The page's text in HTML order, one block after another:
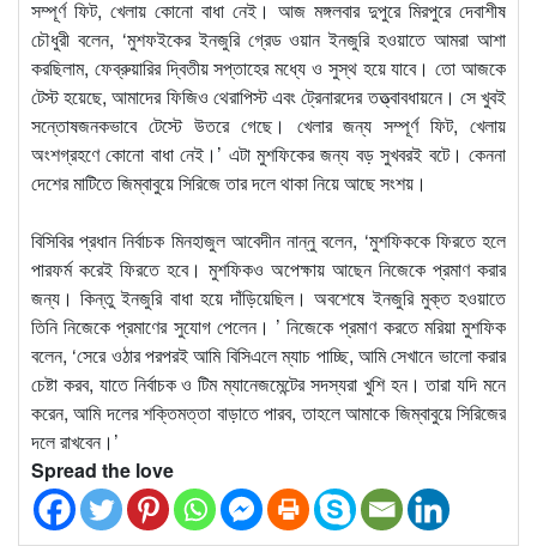
সম্পূর্ণ ফিট, খেলায় কোনো বাধা নেই। আজ মঙ্গলবার দুপুরে মিরপুরে দেবাশীষ
চৌধুরী বলেন, ‘মুশফইকের ইনজুরি গ্রেড ওয়ান ইনজুরি হওয়াতে আমরা আশা
করছিলাম, ফেব্রুয়ারির দ্বিতীয় সপ্তাহের মধ্যে ও সুস্থ হয়ে যাবে। তো আজকে
টেস্ট হয়েছে, আমাদের ফিজিও থেরাপিস্ট এবং ট্রেনারদের তত্ত্বাবধায়নে। সে খুবই
সন্তোষজনকভাবে টেস্টে উতরে গেছে। খেলার জন্য সম্পূর্ণ ফিট, খেলায়
অংশগ্রহণে কোনো বাধা নেই।’ এটা মুশফিকের জন্য বড় সুখবরই বটে। কেননা
দেশের মাটিতে জিম্বাবুয়ে সিরিজে তার দলে থাকা নিয়ে আছে সংশয়।
বিসিবির প্রধান নির্বাচক মিনহাজুল আবেদীন নান্নু বলেন, ‘মুশফিককে ফিরতে হলে
পারফর্ম করেই ফিরতে হবে। মুশফিকও অপেক্ষায় আছেন নিজেকে প্রমাণ করার
জন্য। কিন্তু ইনজুরি বাধা হয়ে দাঁড়িয়েছিল। অবশেষে ইনজুরি মুক্ত হওয়াতে
তিনি নিজেকে প্রমাণের সুযোগ পেলেন। ’ নিজেকে প্রমাণ করতে মরিয়া মুশফিক
বলেন, ‘সেরে ওঠার পরপরই আমি বিসিএলে ম্যাচ পাচ্ছি, আমি সেখানে ভালো করার
চেষ্টা করব, যাতে নির্বাচক ও টিম ম্যানেজমেন্টের সদস্যরা খুশি হন। তারা যদি মনে
করেন, আমি দলের শক্তিমত্তা বাড়াতে পারব, তাহলে আমাকে জিম্বাবুয়ে সিরিজের
দলে রাখবেন।’
Spread the love